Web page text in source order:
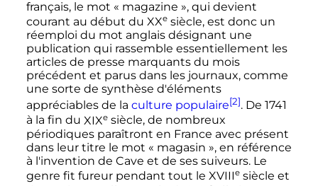
français, le mot « magazine », qui devient
courant au début du XXe siècle, est donc un
réemploi du mot anglais désignant une
publication qui rassemble essentiellement les
articles de presse marquants du mois
précédent et parus dans les journaux, comme
une sorte de synthèse d'éléments
appréciables de la culture populaire[2]. De 1741
à la fin du XIXe siècle, de nombreux
périodiques paraîtront en France avec présent
dans leur titre le mot « magasin », en référence
à l'invention de Cave et de ses suiveurs. Le
genre fit fureur pendant tout le XVIIIe siècle et